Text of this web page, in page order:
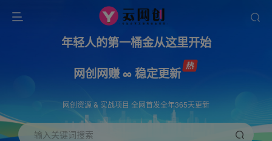
年轻人的第一桶金从这里开始
网创网赚 ∞ 稳定更新
网创资源 & 实战项目 全网首发全年365天更新
输入关键词搜索